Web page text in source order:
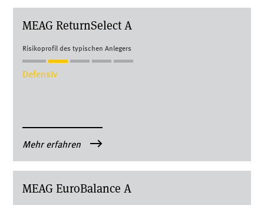
MEAG Re­turn­Select A
Risikoprofil des typischen Anlegers
Defensiv
Mehr erfahren
MEAG Eu­ro­Balan­ce A